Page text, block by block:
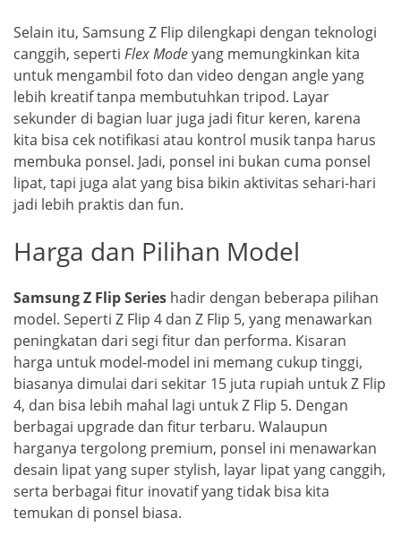
Selain itu, Samsung Z Flip dilengkapi dengan teknologi
canggih, seperti Flex Modeyang memungkinkan kita
untuk mengambil foto dan video dengan angle yang
lebih kreatif tanpa membutuhkan tripod. Layar
sekunder di bagian luar juga jadi fitur keren, karena
kita bisa cek notifikasi atau kontrol musik tanpa harus
membuka ponsel. Jadi, ponsel ini bukan cuma ponsel
lipat, tapi juga alat yang bisa bikin aktivitas sehari-hari
jadi lebih praktis dan fun.
Harga dan Pilihan Model
Samsung Z Flip Series hadir dengan beberapa pilihan
model. Seperti Z Flip 4 dan Z Flip 5, yang menawarkan
peningkatan dari segi fitur dan performa. Kisaran
harga untuk model-model ini memang cukup tinggi,
biasanya dimulai dari sekitar 15 juta rupiah untuk Z Flip
4, dan bisa lebih mahal lagi untuk Z Flip 5. Dengan
berbagai upgrade dan fitur terbaru. Walaupun
harganya tergolong premium, ponsel ini menawarkan
desain lipat yang super stylish, layar lipat yang canggih,
serta berbagai fitur inovatif yang tidak bisa kita
temukan di ponsel biasa.